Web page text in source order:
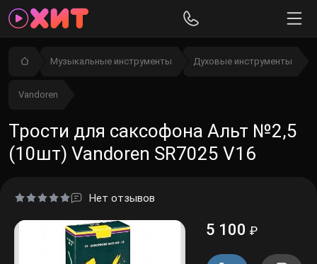
Музыкальные инструменты Духовые инструменты
Vandoren
Трости для саксофона Альт №2,5
(10шт) Vandoren SR7025 V16
Нет отзывов
5 100 ₽